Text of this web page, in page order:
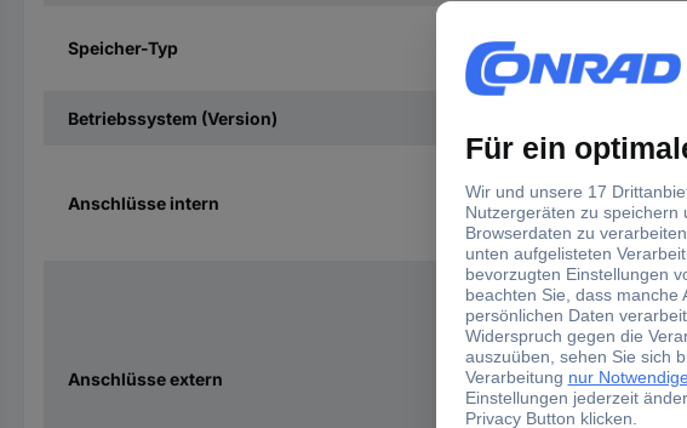
Speicher-Typ
Betriebssystem (Version)
Anschlüsse intern
Anschlüsse extern